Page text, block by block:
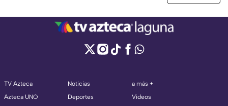
TV Azteca
Azteca UNO
Noticias
Deportes
a más +
Videos